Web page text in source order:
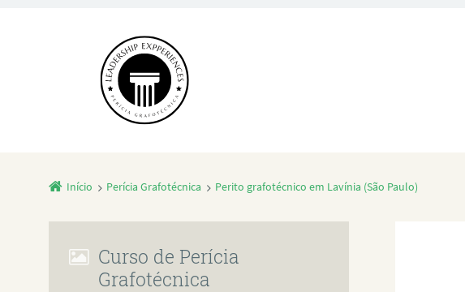
Início Perícia Grafotécnica Perito grafotécnico em Lavínia (São Paulo)
Curso de Perícia
Grafotécnica